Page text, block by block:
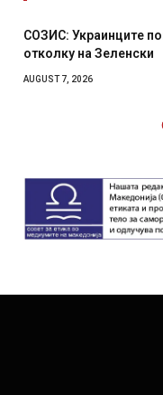
им веруваат на